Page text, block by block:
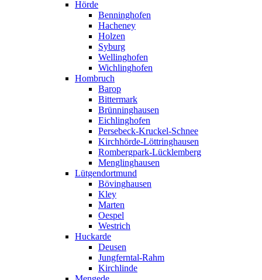
Hörde
Benninghofen
Hacheney
Holzen
Syburg
Wellinghofen
Wichlinghofen
Hombruch
Barop
Bittermark
Brünninghausen
Eichlinghofen
Persebeck-Kruckel-Schnee
Kirchhörde-Löttringhausen
Rombergpark-Lücklemberg
Menglinghausen
Lütgendortmund
Bövinghausen
Kley
Marten
Oespel
Westrich
Huckarde
Deusen
Jungferntal-Rahm
Kirchlinde